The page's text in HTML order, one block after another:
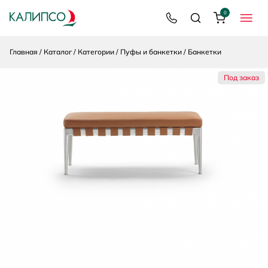
МЕНЮ
8 800 200 92 39
ПоискКорзина
0
Главная Каталог Категории Пуфы и банкетки Банкетки
Под заказ